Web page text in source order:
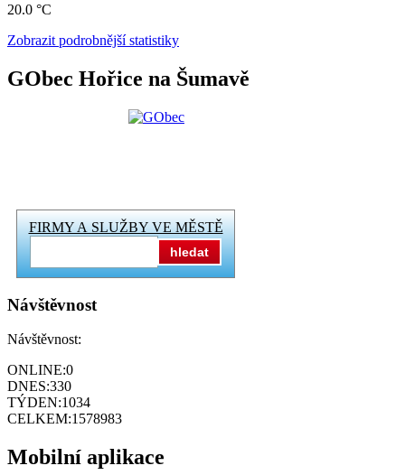
20.0 °C
Zobrazit podrobnější statistiky
GObec Hořice na Šumavě
FIRMY A SLUŽBY VE MĚSTĚ
hledat
Návštěvnost
Návštěvnost:
ONLINE:0
DNES:330
TÝDEN:1034
CELKEM:1578983
Mobilní aplikace